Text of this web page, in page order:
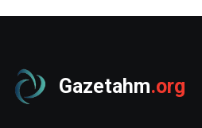
Gazetahm.org